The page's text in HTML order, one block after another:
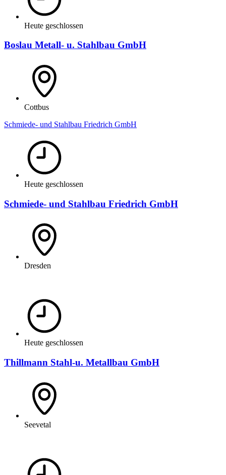
Heute geschlossen
Boslau Metall- u. Stahlbau GmbH
Cottbus
Schmiede- und Stahlbau Friedrich GmbH
Heute geschlossen
Schmiede- und Stahlbau Friedrich GmbH
Dresden
Heute geschlossen
Thillmann Stahl-u. Metallbau GmbH
Seevetal